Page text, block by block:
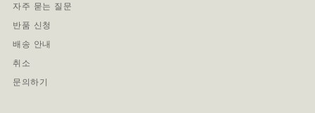
자주 묻는 질문
반품 신청
배송 안내
취소
문의하기